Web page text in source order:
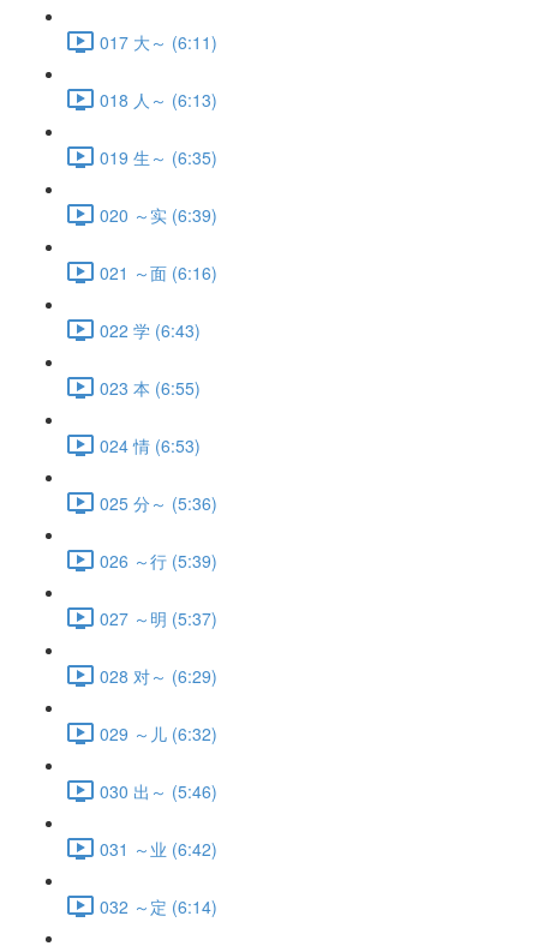
017 大～ (6:11)
018 人～ (6:13)
019 生～ (6:35)
020 ～实 (6:39)
021 ～面 (6:16)
022 学 (6:43)
023 本 (6:55)
024 情 (6:53)
025 分～ (5:36)
026 ～行 (5:39)
027 ～明 (5:37)
028 对～ (6:29)
029 ～儿 (6:32)
030 出～ (5:46)
031 ～业 (6:42)
032 ～定 (6:14)